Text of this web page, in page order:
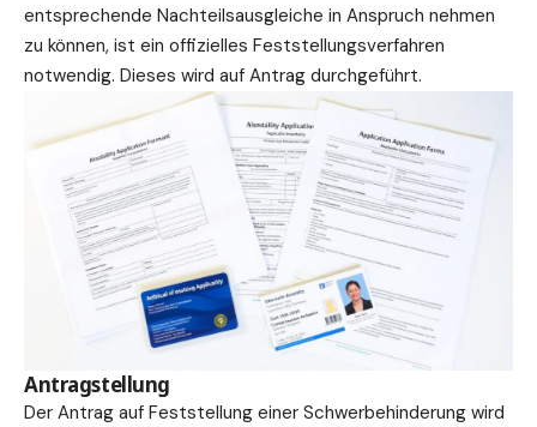
entsprechende Nachteilsausgleiche in Anspruch nehmen
zu können, ist ein offizielles Feststellungsverfahren
notwendig. Dieses wird auf Antrag durchgeführt.
Antragstellung
Der Antrag auf Feststellung einer Schwerbehinderung wird